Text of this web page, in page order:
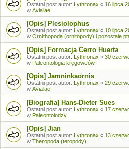
Ostatni post autor: Lythronax « 16 lipca
w Avialae
[Opis] Plesiolophus
Ostatni post autor: Lythronax « 10 lipca
w Ornithopoda (ornitopody) i pozostałe
[Opis] Formacja Cerro Huerta
Ostatni post autor: Lythronax « 30
w Paleontologia kręgowców
[Opis] Jamninkaornis
Ostatni post autor: Lythronax « 29
w Avialae
[Biografia] Hans-Dieter Sues
Ostatni post autor: Lythronax « 17
w Paleontolodzy
[Opis] Jian
Ostatni post autor: Lythronax « 13
w Theropoda (teropody)